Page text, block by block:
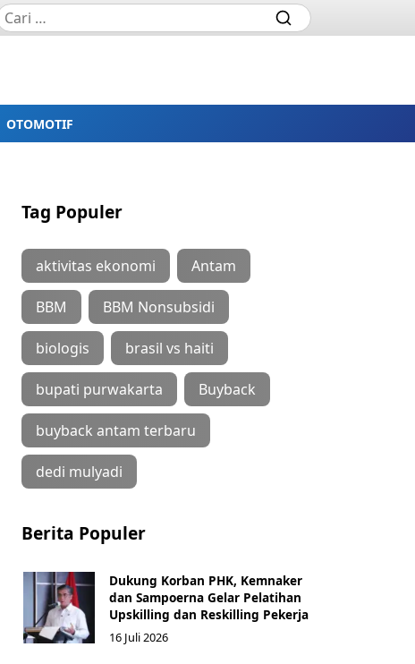
OTOMOTIF
Tag Populer
aktivitas ekonomi Antam
BBM BBM Nonsubsidi
biologis brasil vs haiti
bupati purwakarta Buyback
buyback antam terbaru
dedi mulyadi
Berita Populer
Dukung Korban PHK, Kemnaker
dan Sampoerna Gelar Pelatihan
Upskilling dan Reskilling Pekerja
16 Juli 2026